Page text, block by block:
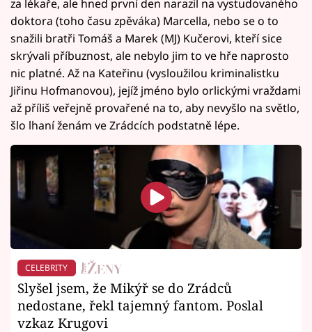
za lékaře, ale hned první den narazil na vystudovaného
doktora (toho času zpěváka) Marcella, nebo se o to
snažili bratři Tomáš a Marek (MJ) Kučerovi, kteří sice
skrývali příbuznost, ale nebylo jim to ve hře naprosto
nic platné. Až na Kateřinu (vysloužilou kriminalistku
Jiřinu Hofmanovou), jejíž jméno bylo orlickými vraždami
až příliš veřejně provařené na to, aby nevyšlo na světlo,
šlo lhaní ženám ve Zrádcích podstatně lépe.
CELEBRITY
Slyšel jsem, že Mikýř se do Zrádců
nedostane, řekl tajemný fantom. Poslal
vzkaz Krugovi